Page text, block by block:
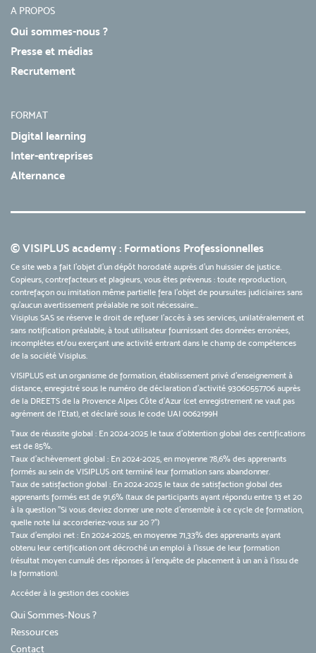
A PROPOS
Qui sommes-nous ?
Presse et médias
Recrutement
FORMAT
Digital learning
Inter-entreprises
Alternance
© VISIPLUS academy : Formations Professionnelles
Ce site web a fait l'objet d'un dépôt horodaté auprès d'un huissier de justice.
Copieurs, contrefacteurs et plagieurs, vous êtes prévenus : toute reproduction,
contrefaçon ou imitation même partielle fera l'objet de poursuites judiciaires sans
qu’aucun avertissement préalable ne soit nécessaire...
Visiplus SAS se réserve le droit de refuser l'accès à ses services, unilatéralement et
sans notification préalable, à tout utilisateur fournissant des données erronées,
incomplètes et/ou exerçant une activité entrant dans le champ de compétences
de la société Visiplus.
VISIPLUS est un organisme de formation, établissement privé d’enseignement à
distance, enregistré sous le numéro de déclaration d’activité 93060557706 auprès
de la DREETS de la Provence Alpes Côte d’Azur (cet enregistrement ne vaut pas
agrément de l’Etat), et déclaré sous le code UAI 0062199H
Taux de réussite global : En 2024-2025 le taux d'obtention global des certifications
est de 85%.
Taux d’achèvement global : En 2024-2025, en moyenne 78,6% des apprenants
formés au sein de VISIPLUS ont terminé leur formation sans abandonner.
Taux de satisfaction global : En 2024-2025 le taux de satisfaction global des
apprenants formés est de 91,6% (taux de participants ayant répondu entre 13 et 20
à la question "Si vous deviez donner une note d’ensemble à ce cycle de formation,
quelle note lui accorderiez-vous sur 20 ?")
Taux d’emploi net : En 2024-2025, en moyenne 71,33% des apprenants ayant
obtenu leur certification ont décroché un emploi à l'issue de leur formation
(résultat moyen cumulé des réponses à l'enquête de placement à un an à l'issu de
la formation).
Accéder à la gestion des cookies
Qui Sommes-Nous ?
Ressources
Contact